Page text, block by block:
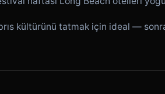
kültürünü tatmak için ideal —